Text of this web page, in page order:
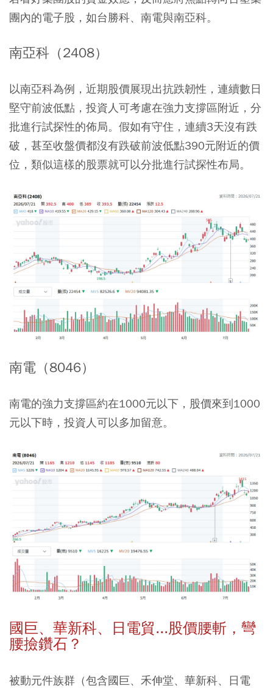
團內的電子股，如台勝科、南電與南亞科。
南亞科（2408）
以南亞科為例，近期股價展現出抗跌韌性，連續數日
堅守前波低點，投資人可考慮在強力支撐區附近，分
批進行試探性的佈局。假如有守住，連續3天沒有跌
破，甚至收盤價都沒有跌破前波低點390元附近的價
位，類似這樣的股票就可以分批進行試探性布局。
南電（8046）
南電的強力支撐區約在1000元以下，股價來到1000
元以下時，投資人可以多加留意。
國巨、華新科、日電貿...股價腰斬，彎
腰撿鑽石？
被動元件族群（包含國巨、禾伸堂、華新科、日電